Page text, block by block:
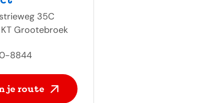
35C
KT Grootebroek
8844
je route